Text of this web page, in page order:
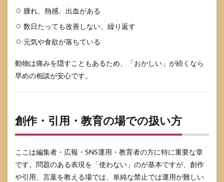
腫れ、熱感、出血がある
数日たっても改善しない、繰り返す
元気や食欲が落ちている
動物は痛みを隠すこともあるため、「おかしい」が続くなら
早めの相談が安心です。
創作・引用・教育の場での扱い方
ここは編集者・広報・SNS運用・教育者の方に特に重要な章
です。問題のある表現を「使わない」のが基本ですが、創作
や引用、言葉を教える場では、単純な禁止では運用が難しい